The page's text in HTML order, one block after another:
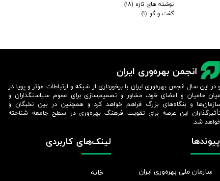
نوشته های تازه (۱۸)
گفت و گو (۱)
انجمن بهره‌وری ایران
لینک‌های کاربردی
خانه
پیوندها
سازمان ملی بهره‌وری ایران
در این سال انجمن بهره‌وری ایران با برخورداری از شبکه و ارتباطات مؤثر و پویا در
حامیان و اعضای خود، مشاور و تصمیم‌سازی برای عموم سیاستگذاران و
و بنگاه‌های بزرگ فراهم خواهد کرد و همچنین در بین نخبگان و
این عرصه برای تقویت فرهنگ بهره‌وری در سطح جامعه شناخته
شد.​​​​​​​